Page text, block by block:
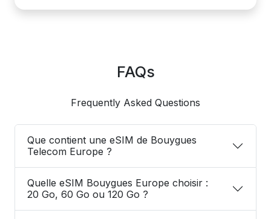
FAQs
Frequently Asked Questions
Que contient une eSIM de Bouygues
Telecom Europe ?
Quelle eSIM Bouygues Europe choisir :
20 Go, 60 Go ou 120 Go ?